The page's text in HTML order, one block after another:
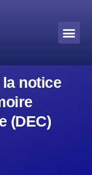
notice
(DEC)